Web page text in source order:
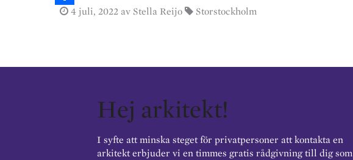
m
S
4 juli, 2022 av Stella Reijo Storstockholm
Hej arkitekt!
I syfte att minska steget för privatpersoner att kontakta en
arkitekt erbjuder vi en timmes gratis rådgivning till dig som